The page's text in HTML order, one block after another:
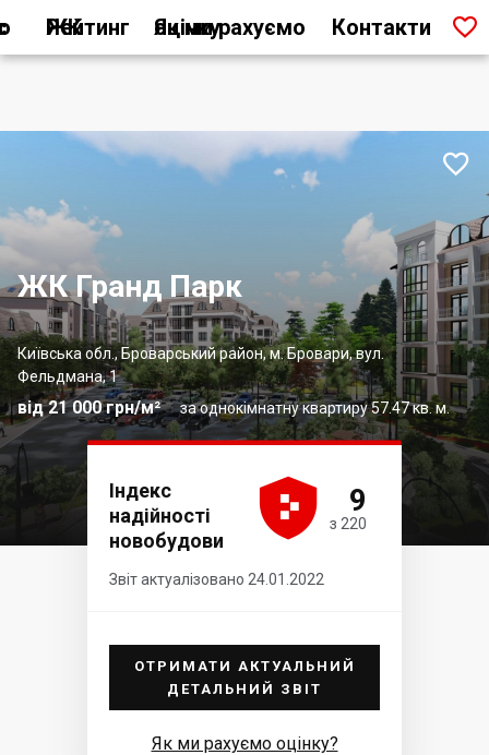
Рейтинг ЖК Як ми рахуємо оцінку Контакти 
ЖК Гранд Парк
Київська обл., Броварський район, м. Бровари, вул.
Фельдмана, 1
за однокімнатну квартиру 57.47 кв. м.
від 21 000 грн/м²

Індекс
надійності
новобудови




 9
з 220
Звіт актуалізовано 24.01.2022
ОТРИМАТИ АКТУАЛЬНИЙ
ДЕТАЛЬНИЙ ЗВІТ
Як ми рахуємо оцінку?